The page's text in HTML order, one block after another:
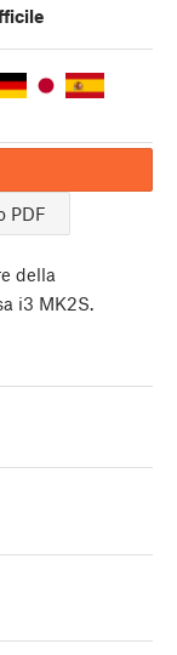
PDF
della
i3 MK2S.